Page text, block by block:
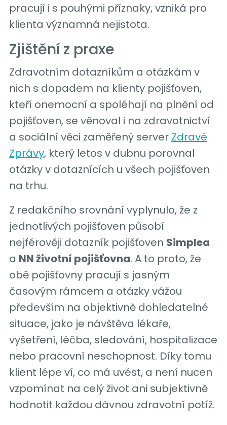
pracují i s pouhými příznaky, vzniká pro
klienta významná nejistota.
Zjištění z praxe
Zdravotním dotazníkům a otázkám v
nich s dopadem na klienty pojišťoven,
kteří onemocní a spoléhají na plnění od
pojišťoven, se věnoval i na zdravotnictví
a sociální věci zaměřený server Zdravé
Zprávy, který letos v dubnu porovnal
otázky v dotaznících u všech pojišťoven
na trhu.
Z redakčního srovnání vyplynulo, že z
jednotlivých pojišťoven působí
nejférověji dotazník pojišťoven Simplea
a NN životní pojišťovna. A to proto, že
obě pojišťovny pracují s jasným
časovým rámcem a otázky vážou
především na objektivně dohledatelné
situace, jako je návštěva lékaře,
vyšetření, léčba, sledování, hospitalizace
nebo pracovní neschopnost. Díky tomu
klient lépe ví, co má uvést, a není nucen
vzpomínat na celý život ani subjektivně
hodnotit každou dávnou zdravotní potíž.